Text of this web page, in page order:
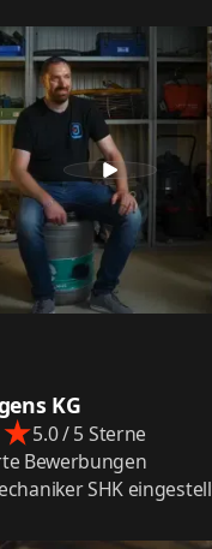
KG
5.0 / 5 Sterne
Bewerbungen
SHK